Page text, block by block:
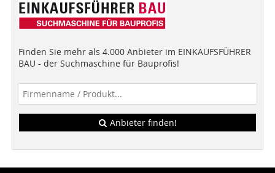
Finden Sie mehr als 4.000 Anbieter im EINKAUFSFÜHRER
BAU - der Suchmaschine für Bauprofis!
Anbieter finden!